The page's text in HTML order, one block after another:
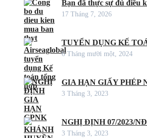
Bạn đã thực sự đủ điều
17 Tháng 7, 2026
TUYỂN DỤNG KẾ
6 Tháng mười một, 2024
GIA HẠN GIẤY PHÉP
3 Tháng 3, 2023
NGHỊ ĐỊNH 07/2023/
3 Tháng 3, 2023